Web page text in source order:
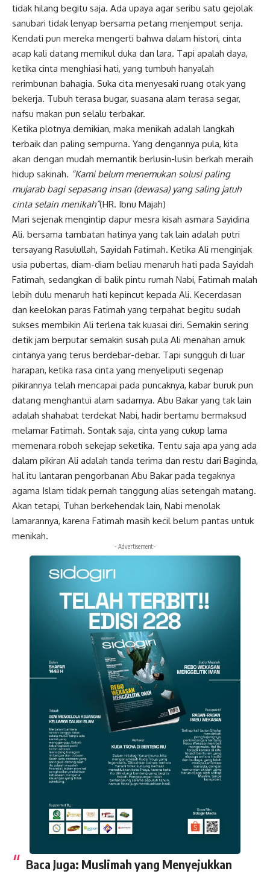
tidak hilang begitu saja. Ada upaya agar seribu satu gejolak
sanubari tidak lenyap bersama petang menjemput senja.
Kendati pun mereka mengerti bahwa dalam histori, cinta
acap kali datang memikul duka dan lara. Tapi apalah daya,
ketika cinta menghiasi hati, yang tumbuh hanyalah
rerimbunan bahagia. Suka cita menyesaki ruang otak yang
bekerja. Tubuh terasa bugar, suasana alam terasa segar,
nafsu makan pun selalu terbakar.
Ketika plotnya demikian, maka menikah adalah langkah
terbaik dan paling sempurna. Yang dengannya pula, kita
akan dengan mudah memantik berlusin-lusin berkah meraih
hidup sakinah. “Kami belum menemukan solusi paling
mujarab bagi sepasang insan (dewasa) yang saling jatuh
cinta selain menikah”(HR. Ibnu Majah)
Mari sejenak mengintip dapur mesra kisah asmara Sayidina
Ali. bersama tambatan hatinya yang tak lain adalah putri
tersayang Rasulullah, Sayidah Fatimah. Ketika Ali menginjak
usia pubertas, diam-diam beliau menaruh hati pada Sayidah
Fatimah, sedangkan di balik pintu rumah Nabi, Fatimah malah
lebih dulu menaruh hati kepincut kepada Ali. Kecerdasan
dan keelokan paras Fatimah yang terpahat begitu sudah
sukses membikin Ali terlena tak kuasai diri. Semakin sering
detik jam berputar semakin susah pula Ali menahan amuk
cintanya yang terus berdebar-debar. Tapi sungguh di luar
harapan, ketika rasa cinta yang menyeliputi segenap
pikirannya telah mencapai pada puncaknya, kabar buruk pun
datang menghantui alam sadarnya. Abu Bakar yang tak lain
adalah shahabat terdekat Nabi, hadir bertamu bermaksud
melamar Fatimah. Sontak saja, cinta yang cukup lama
memenara roboh sekejap seketika. Tentu saja apa yang ada
dalam pikiran Ali adalah tanda terima dan restu dari Baginda,
hal itu lantaran pengorbanan Abu Bakar pada tegaknya
agama Islam tidak pernah tanggung alias setengah matang.
Akan tetapi, Tuhan berkehendak lain, Nabi menolak
lamarannya, karena Fatimah masih kecil belum pantas untuk
menikah.
- Advertisement -
Baca Juga: Muslimah yang Menyejukkan